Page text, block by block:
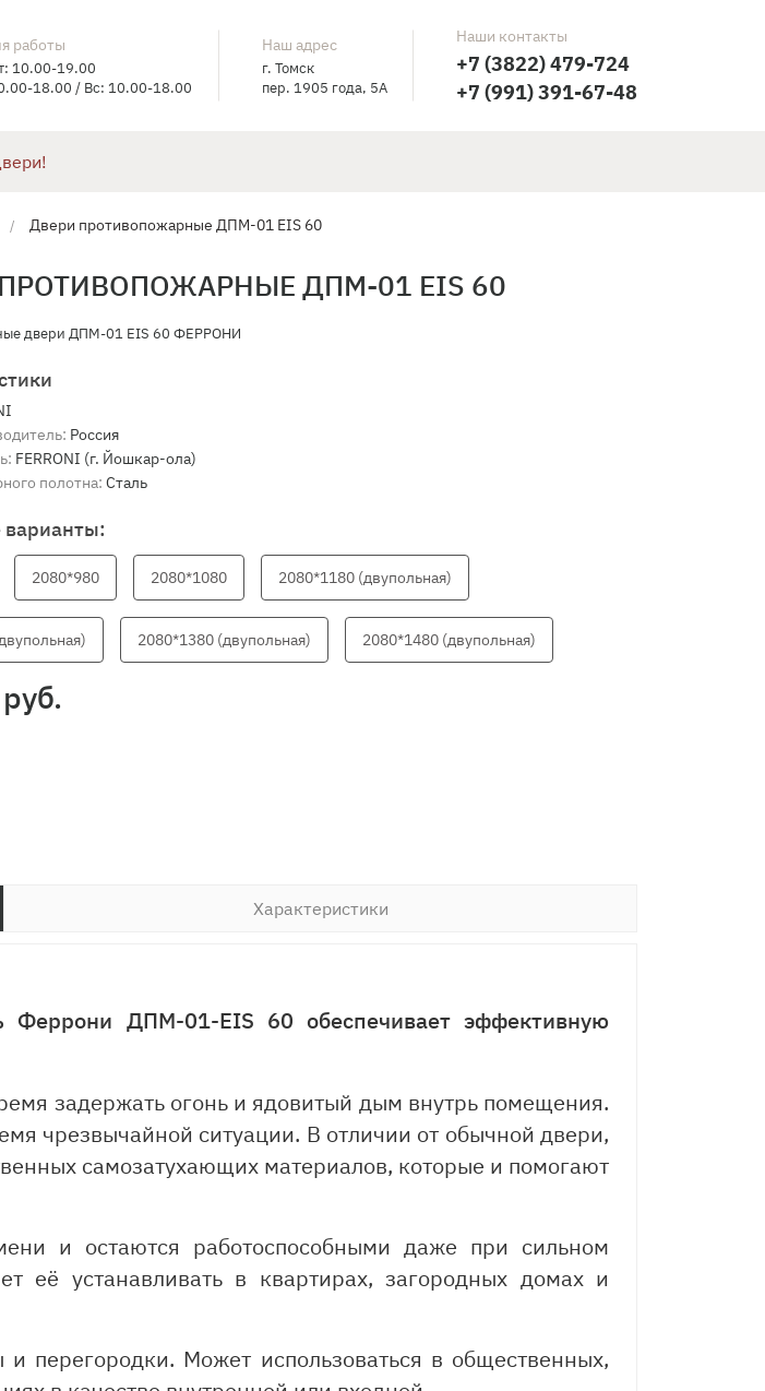
работы
10.00-19.00
18.00 / Вс: 10.00-18.00
Наш адрес
г. Томск
пер. 1905 года, 5А
Наши контакты
+7 (3822) 479-724
+7 (991) 391-67-48
Двери противопожарные ДПМ-01 EIS 60
ДПМ-01 EIS 60
двери ДПМ-01 EIS 60 ФЕРРОНИ
Россия
FERRONI (г. Йошкар-ола)
полотна: Сталь
2080*980 2080*1080 2080*1180 (двупольная)
2080*1380 (двупольная) 2080*1480 (двупольная)
Характеристики
Феррони ДПМ-01-EIS 60 обеспечивает эффективную
задержать огонь и ядовитый дым внутрь помещения.
чрезвычайной ситуации. В отличии от обычной двери,
самозатухающих материалов, которые и помогают
и остаются работоспособными даже при сильном
её устанавливать в квартирах, загородных домах и
перегородки. Может использоваться в общественных,